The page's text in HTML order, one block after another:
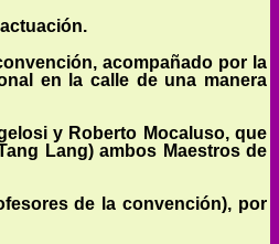
acompañado por la
en la calle de una manera
y Roberto Mocaluso, que
Lang) ambos Maestros de
de la convención), por